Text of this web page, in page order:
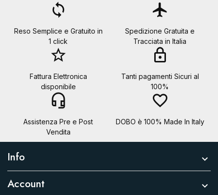
loop
Reso Semplice e Gratuito in
1 click
flight
Spedizione Gratuita e
Tracciata in Italia
star_border
Fattura Elettronica
disponibile
lock
Tanti pagamenti Sicuri al
100%
headset_mic
Assistenza Pre e Post
Vendita
favorite_border
DOBO è 100% Made In Italy
Info 
Account 